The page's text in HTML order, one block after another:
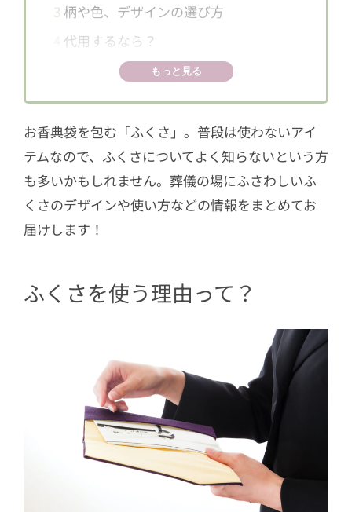
3 柄や色、デザインの選び方
代用するなら？
入れ方、包み方
5.1【ハンカチ型】
5.2【金封型】
6渡し方
もっと見る
お香典袋を包む「ふくさ」。普段は使わないアイ
テムなので、ふくさについてよく知らないという方
も多いかもしれません。葬儀の場にふさわしいふ
くさのデザインや使い方などの情報をまとめてお
届けします！
ふくさを使う理由って？